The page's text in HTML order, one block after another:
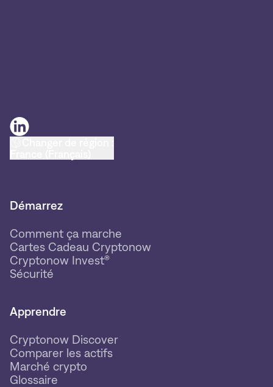
Démarrez
Comment ça marche
Cartes Cadeau Cryptonow
Cryptonow Invest®
Sécurité
Apprendre
Cryptonow Discover
Comparer les actifs
Marché crypto
Glossaire